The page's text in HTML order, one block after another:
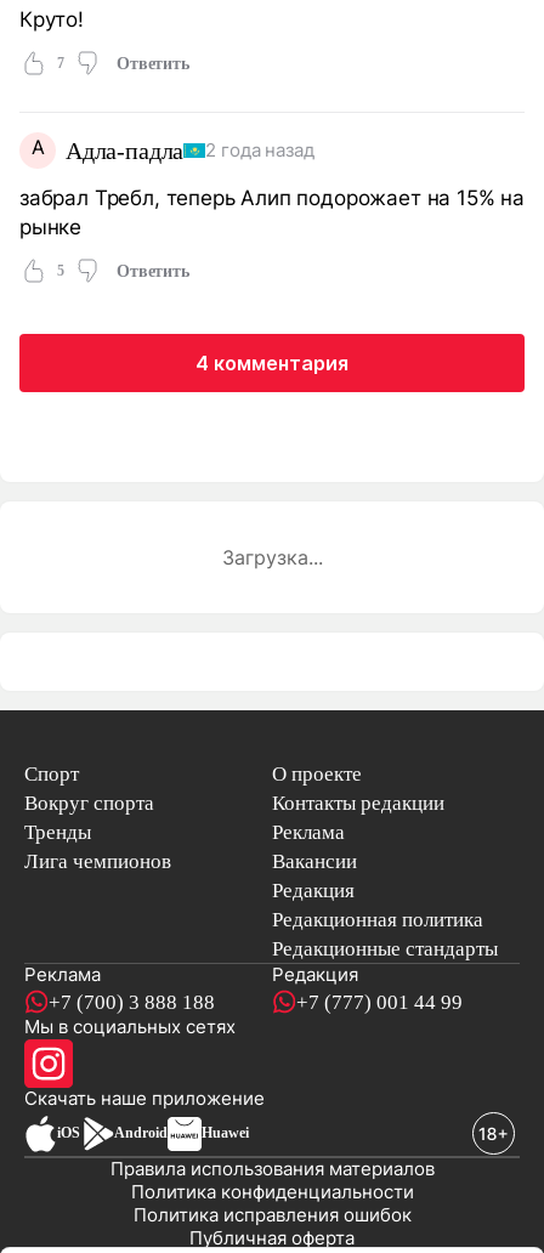
Круто!
7 Ответить
А Адла-падла 2 года назад
забрал Требл, теперь Алип подорожает на 15% на
рынке
5 Ответить
4 комментария
Загрузка...
Спорт
Вокруг спорта
Тренды
Лига чемпионов
О проекте
Контакты редакции
Реклама
Вакансии
Редакция
Редакционная политика
Редакционные стандарты
Реклама
+7 (700) 3 888 188
Редакция
+7 (777) 001 44 99
Мы в социальных сетях
Скачать наше приложениеновостей
iOS Android Huawei
Публичная оферта
Политика исправления ошибок
Политика конфиденциальности
Правила использования материалов